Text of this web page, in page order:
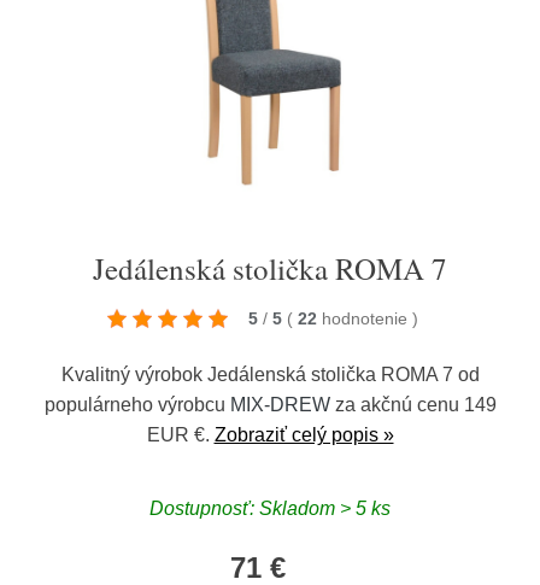
Jedálenská stolička ROMA 7
5 / 5 ( 22 hodnotenie )
Kvalitný výrobok Jedálenská stolička ROMA 7 od
populárneho výrobcu MIX-DREWza akčnú cenu 149
EUR €. Zobraziť celý popis »
Dostupnosť: Skladom > 5 ks
71 €